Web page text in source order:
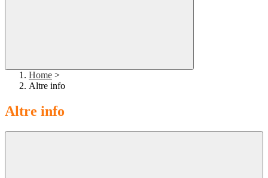
Home >
Altre info
Altre info